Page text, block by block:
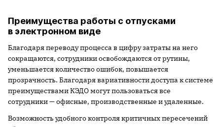
Преимущества работы с отпусками
в электронном виде
Благодаря переводу процесса в цифру затраты на него
сокращаются, сотрудники освобождаются от рутины,
уменьшается количество ошибок, повышается
прозрачность. Благодаря вариативности доступа к системе
преимуществами КЭДО могут пользоваться все
сотрудники — офисные, производственные и удаленные.
Возможность удобного контроля критичных пересечений